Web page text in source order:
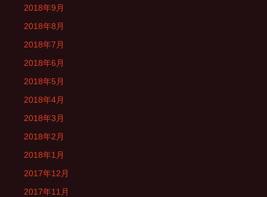
2018年9月
2018年8月
2018年7月
2018年6月
2018年5月
2018年4月
2018年3月
2018年2月
2018年1月
2017年12月
2017年11月